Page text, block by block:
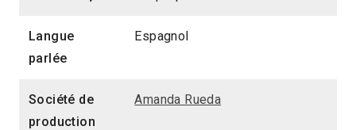
Langue
parlée
Espagnol
Société de
production
Amanda Rueda